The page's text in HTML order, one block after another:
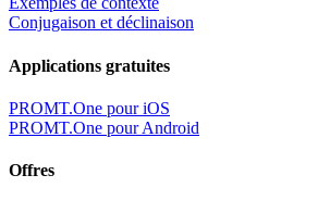
Conjugaison et déclinaison
Applications gratuites
PROMT.One pour iOS
PROMT.One pour Android
Offres